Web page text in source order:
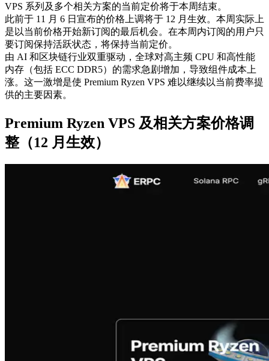
VPS 系列及多个相关方案的当前定价将于本周结束。
此前于 11 月 6 日宣布的价格上调将于 12 月生效。本周实际上
是以当前价格开始新订阅的最后机会。在本周内订阅的用户只
要订阅保持活跃状态，将保持当前定价。
由 AI 和区块链行业双重驱动，全球对高主频 CPU 和高性能
内存（包括 ECC DDR5）的需求急剧增加，导致组件成本上
涨。这一激增是使 Premium Ryzen VPS 难以继续以当前费率提
供的主要因素。
Premium Ryzen VPS 及相关方案价格调
整（12 月生效）